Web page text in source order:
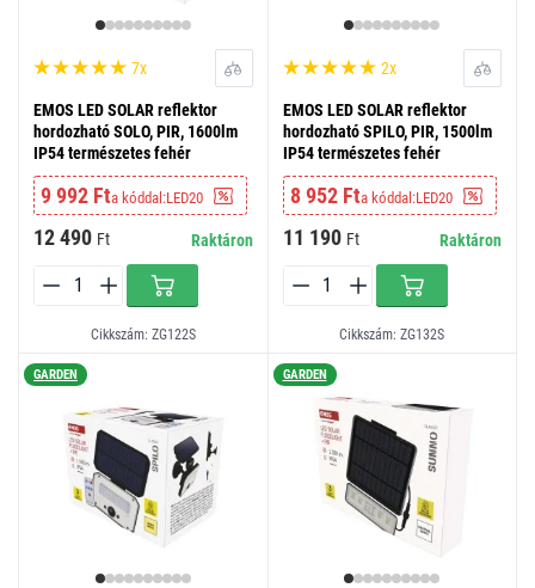
7x
EMOS LED SOLAR reflektor
hordozható SOLO, PIR, 1600lm
IP54 természetes fehér
9 992 Fta kóddal:LED20
12 490 Ft Raktáron
Cikkszám: ZG122S
2x
EMOS LED SOLAR reflektor
hordozható SPILO, PIR, 1500lm
IP54 természetes fehér
8 952 Fta kóddal:LED20
11 190 Ft Raktáron
Cikkszám: ZG132S
GARDEN GARDEN